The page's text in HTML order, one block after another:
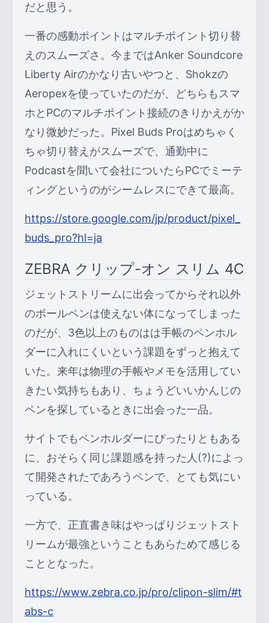
だと思う。
一番の感動ポイントはマルチポイント切り替
えのスムーズさ。今まではAnker Soundcore
Liberty Airのかなり古いやつと、Shokzの
Aeropexを使っていたのだが、どちらもスマ
ホとPCのマルチポイント接続のきりかえがか
なり微妙だった。Pixel Buds Proはめちゃく
ちゃ切り替えがスムーズで、通勤中に
Podcastを聞いて会社についたらPCでミーテ
ィングというのがシームレスにできて最高。
https://store.google.com/jp/product/pixel_
buds_pro?hl=ja
ZEBRA クリップ-オン スリム 4C
ジェットストリームに出会ってからそれ以外
のボールペンは使えない体になってしまった
のだが、3色以上のものはは手帳のペンホル
ダーに入れにくいという課題をずっと抱えて
いた。来年は物理の手帳やメモを活用してい
きたい気持ちもあり、ちょうどいいかんじの
ペンを探しているときに出会った一品。
サイトでもペンホルダーにぴったりともある
に、おそらく同じ課題感を持った人(?)によっ
て開発されたであろうペンで、とても気にい
っている。
一方で、正直書き味はやっぱりジェットスト
リームが最強ということもあらためて感じる
こととなった。
https://www.zebra.co.jp/pro/clipon-slim/#t
abs-c